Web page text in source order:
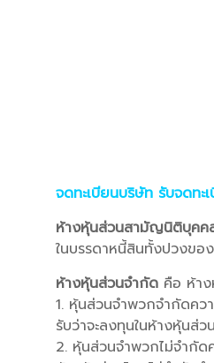
จดทะเบียนบริษัท รับจดท
ห้างหุ้นส่วนสามัญนิติบุคค
ในบรรดาหนี้สินทั้งปวงขอ
ห้างหุ้นส่วนจำกัด คือ ห้า
1. หุ้นส่วนจำพวกจำกัดค
รับว่าจะลงทุนในห้างหุ้นส่ว
2. หุ้นส่วนจำพวกไม่จำกั